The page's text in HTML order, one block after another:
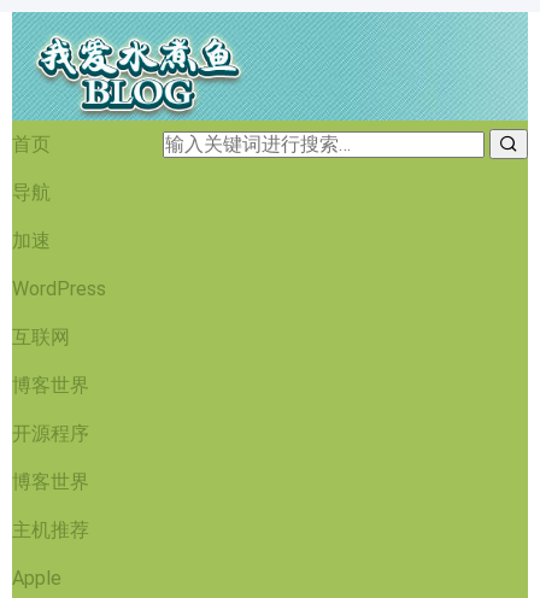
首页
导航
加速
WordPress
互联网
博客世界
开源程序
博客世界
主机推荐
Apple